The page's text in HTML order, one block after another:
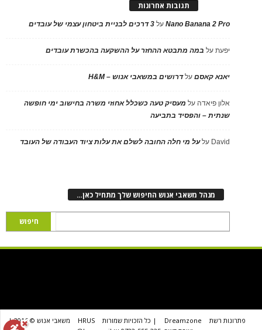
תגובות אחרונות
Nano Banana 2 Proעל 3 דרכים לבניית ביטחון עצמי של עובדים
יפעתעל במה מתבטא ההחזר על ההשקעה בהכשרת עובדים
יאנא קאסםעלדרושים במשאבי אנוש – H&M
אלון פיאדה על מעסיק טעה כשכלל אחוזי משרה בחישוב ימי חופשה
שנתית – והפסיד בתביעה
David עלעל מי חלה החובה לשלם את עלות ציוד העבודה של העובד
מנהל משאבי אנוש החיפוש שלך מתחיל כאן…
פתרונות רשת Dreamzone | כל הזכויות שמורות HRUS
משאבי אנוש © 2016 |